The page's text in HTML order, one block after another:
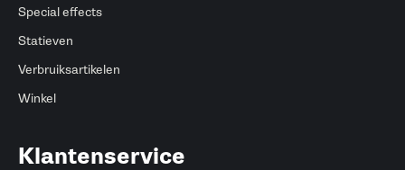
Special effects
Statieven
Verbruiksartikelen
Winkel
Klantenservice